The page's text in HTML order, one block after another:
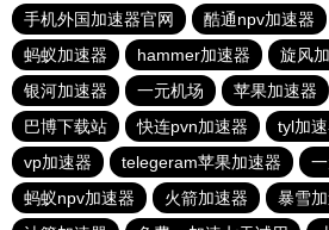
手机外国加速器官网
酷通npv加速器
蚂蚁加速器
hammer加速器
旋风
银河加速器
一元机场 苹果加速器
巴博下载站
快连pvn加速器 tyl加
vp加速器
telegeram苹果加速器
蚂蚁npv加速器
火箭加速器 暴雪